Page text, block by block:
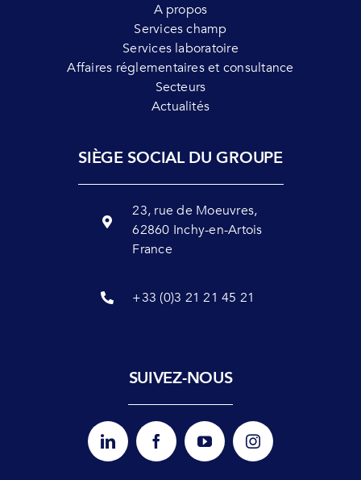
A propos
Services champ
Services laboratoire
Affaires réglementaires et consultance
Secteurs
Actualités
SIÈGE SOCIAL DU GROUPE
23, rue de Moeuvres,
62860 Inchy-en-Artois
France
+33 (0)3 21 21 45 21
SUIVEZ-NOUS